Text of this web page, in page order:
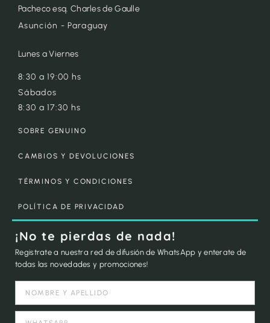
Pacheco esq. Charles de Gaulle
Asunción - Paraguay
Lunes a Viernes
8:30 a 19:00 hs
Sábados
8:30 a 17:30 hs
SOBRE GENUINO
CAMBIOS Y DEVOLUCIONES
TÉRMINOS Y CONDICIONES
POLÍTICA DE PRIVACIDAD
¡No te pierdas de nada!
Registrate a nuestra red de difusión de WhatsApp y enterate de
todas las novedades y promociones!